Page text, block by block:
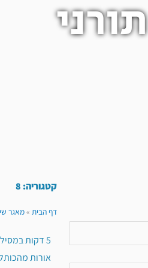
תורני
קטגוריה: 8
דף הבית»מאגר
5 דקות במסילת ישרים
אורות